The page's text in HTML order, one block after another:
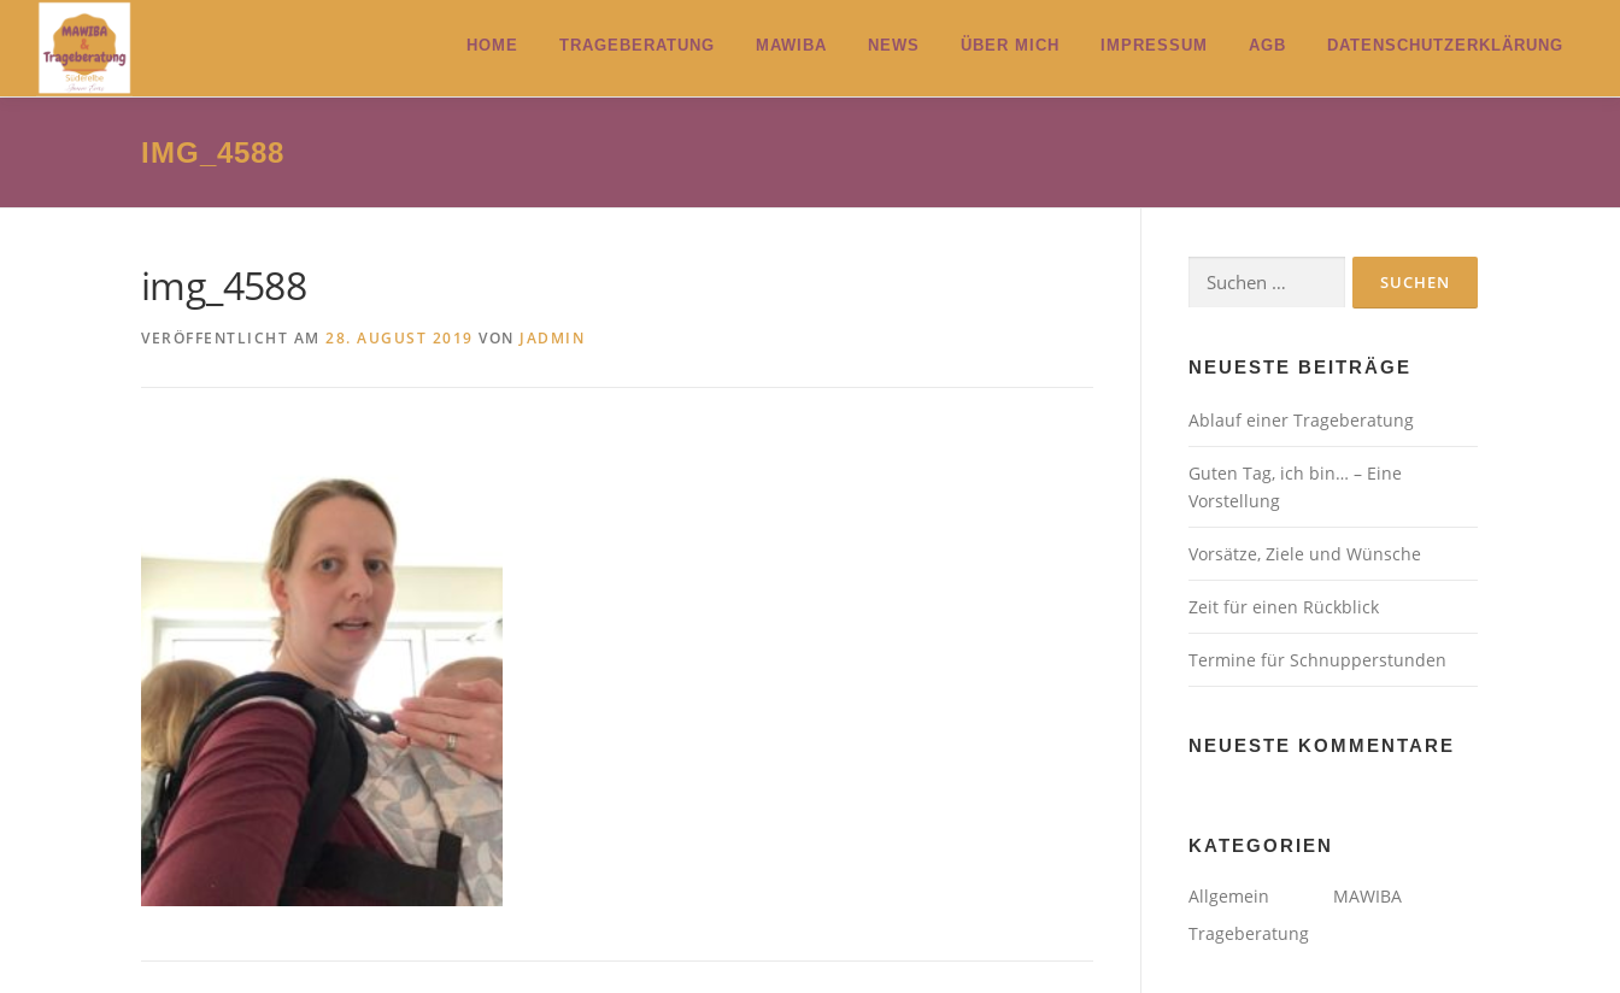
springen
HOME TRAGEBERATUNG MAWIBA NEWS ÜBER MICH IMPRESSUM AGB DATENSCHUTZERKLÄRUNG
IMG_4588
img_4588
VERÖFFENTLICHT AM 28. AUGUST 2019 VON JADMIN
Suchen
nach:
NEUESTE BEITRÄGE
Ablauf einer Trageberatung
Guten Tag, ich bin… – Eine
Vorstellung
Vorsätze, Ziele und Wünsche
Zeit für einen Rückblick
Termine für Schnupperstunden
NEUESTE KOMMENTARE
KATEGORIEN
Allgemein
MAWIBA
Trageberatung